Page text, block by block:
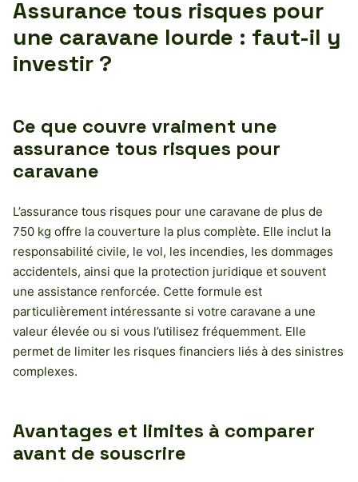
Assurance tous risques pour
une caravane lourde : faut-il y
investir ?
Ce que couvre vraiment une
assurance tous risques pour
caravane
L’assurance tous risques pour une caravane de plus de
750 kg offre la couverture la plus complète. Elle inclut la
responsabilité civile, le vol, les incendies, les dommages
accidentels, ainsi que la protection juridique et souvent
une assistance renforcée. Cette formule est
particulièrement intéressante si votre caravane a une
valeur élevée ou si vous l’utilisez fréquemment. Elle
permet de limiter les risques financiers liés à des sinistres
complexes.
Avantages et limites à comparer
avant de souscrire